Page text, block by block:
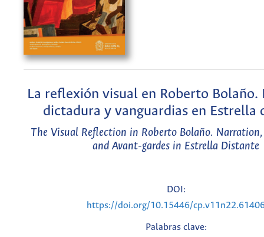
La reflexión visual en Roberto Bolaño.
dictadura y vanguardias en Estrella
The Visual Reflection in Roberto Bolaño.
and Avant-gardes in Estrella Distante
DOI:
https://doi.org/10.15446/
Palabras clave: